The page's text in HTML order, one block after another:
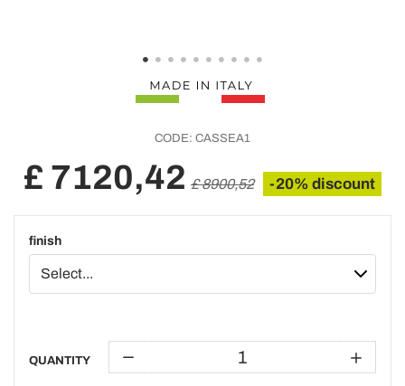
CODE: CASSEA1
£ 7120,42 £ 8900,52 -20% discount
finish
QUANTITY